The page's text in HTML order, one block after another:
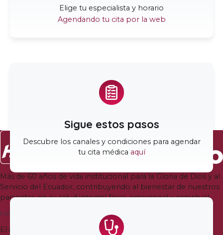
Elige tu especialista y horario
Agendando tu cita por la web
Sigue estos pasos
Descubre los canales y condiciones para agendar
tu cita médica aquí
Más de 60 años de vida institucional para la Gloria de Dios y al
Servicio del Ecuador, contribuyendo al bienestar de nuestros
pacientes en su salud integral física,emocional y espiritual.
HVQ Quito
El ingreso a la Torre Médica Bless del Hospital Vozandes